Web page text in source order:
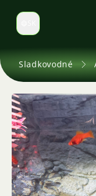
Prepnúť jazyk
Sladkovodné